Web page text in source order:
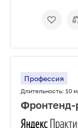
Профессия
Длительность: 10
Фронтенд-